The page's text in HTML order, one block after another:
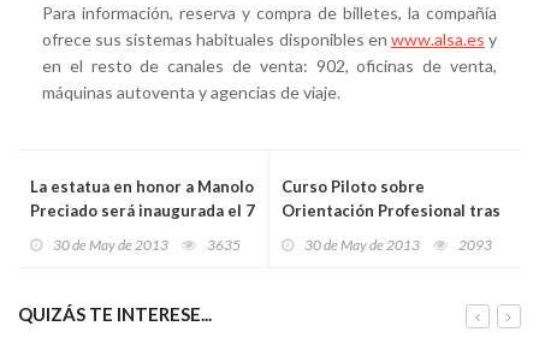
Para información, reserva y compra de billetes, la compañía
ofrece sus sistemas habituales disponibles en www.alsa.es y
en el resto de canales de venta: 902, oficinas de venta,
máquinas autoventa y agencias de viaje.
La estatua en honor a Manolo
Preciado será inaugurada el 7
30 de May de 2013 3635
Curso Piloto sobre
Orientación Profesional tras
30 de May de 2013 2093
QUIZÁS TE INTERESE...